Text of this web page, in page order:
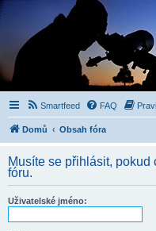
Smartfeed FAQ
Domů Obsah fóra
Musíte se přihlásit, pokud
fóru.
Uživatelské jméno: